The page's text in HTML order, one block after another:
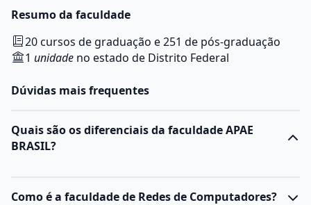
Resumo da faculdade
20 cursos de graduação e 251 de pós-graduação
1 unidade no estado de Distrito Federal
Dúvidas mais frequentes
Quais são os diferenciais da faculdade APAE
BRASIL?
Como é a faculdade de Redes de Computadores?